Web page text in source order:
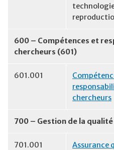
600 – Compétences et
chercheurs (601)
601.001
chercheurs
700 – Gestion de la
701.001 Assurance